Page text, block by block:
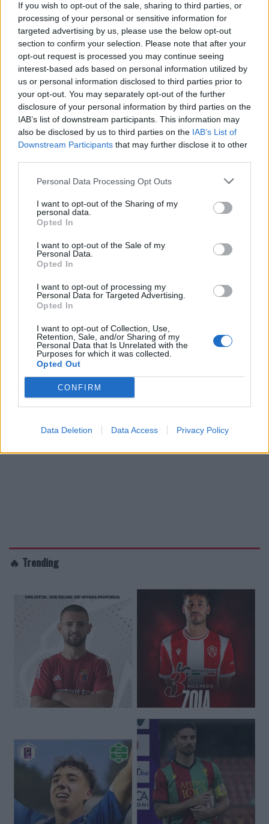
If you wish to opt-out of the sale, sharing to third parties, or
processing of your personal or sensitive information for
targeted advertising by us, please use the below opt-out
section to confirm your selection. Please note that after your
opt-out request is processed you may continue seeing
interest-based ads based on personal information utilized by
us or personal information disclosed to third parties prior to
your opt-out. You may separately opt-out of the further
disclosure of your personal information by third parties on the
IAB’s list of downstream participants. This information may
also be disclosed by us to third parties on the IAB’s List of
Downstream Participants that may further disclose it to other
Personal Data Processing Opt Outs
I want to opt-out of the Sharing of my
personal data.
Opted In
I want to opt-out of the Sale of my
Personal Data.
Opted In
I want to opt-out of processing my
Personal Data for Targeted Advertising.
Opted In
I want to opt-out of Collection, Use,
Retention, Sale, and/or Sharing of my
Personal Data that Is Unrelated with the
Purposes for which it was collected.
Opted Out
CONFIRM
Data Deletion Data Access Privacy Policy
🔥 Trending